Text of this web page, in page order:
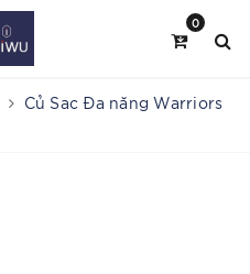
0
Củ Sac Đa năng Warriors